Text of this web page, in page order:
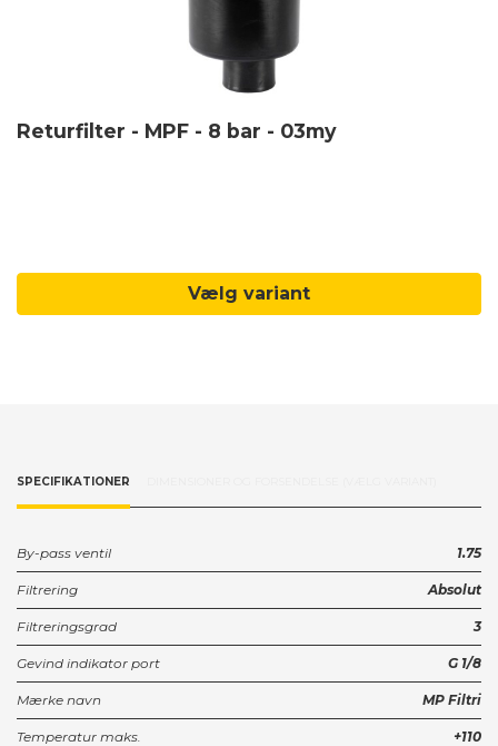
Returfilter - MPF - 8 bar - 03my
Vælg variant
SPECIFIKATIONER
By-pass ventil 1.75
Filtrering Absolut
Filtreringsgrad 3
Gevind indikator port G 1/8
Mærke navn MP Filtri
Temperatur maks. +110